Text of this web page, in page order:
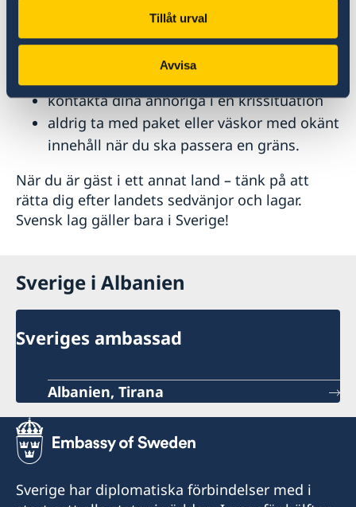
Tillåt urval
Avvisa
kontakta ambassaden eller närmaste
kontakta dina anhöriga i en krissituation
aldrig ta med paket eller väskor med okänt
innehåll när du ska passera en gräns.
När du är gäst i ett annat land – tänk på att
rätta dig efter landets sedvänjor och lagar.
Svensk lag gäller bara i Sverige!
Sverige i Albanien
Sveriges ambassad
Albanien, Tirana
Sverige har diplomatiska förbindelser med i